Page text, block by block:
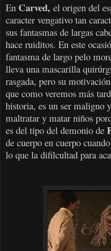
En Carved, el origen del
caracter vengativo tan
sus fantasmas de largas
hace ruiditos. En este
fantasma de largo pelo
lleva una mascarilla
rasgada, pero su
que como veremos más
historia, es un ser maligno
maltratar y matar niños
es del tipo del demonio de
de cuerpo en cuerpo
lo que la difilcultad para